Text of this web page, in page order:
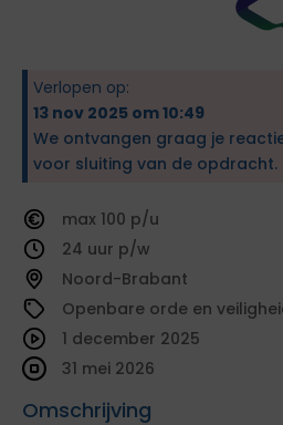
Verlopen op:
13 nov 2025 om 10:49
We ontvangen graag je
voor sluiting van de opdracht.
100
24
Noord-Brabant
Openbare orde en
Omschrijving
1 december 2025
31 mei 2026